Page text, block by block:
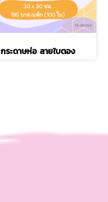
กระดาษห่อ ลายใบตอง